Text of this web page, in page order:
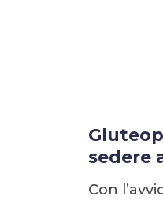
sedere
Con